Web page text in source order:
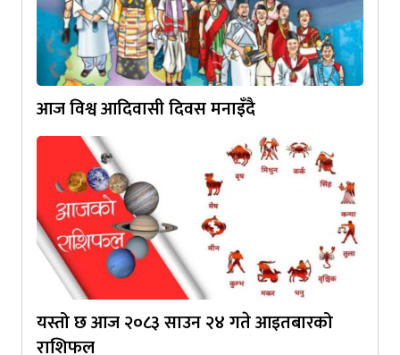
आज विश्व आदिवासी दिवस मनाइँदै
यस्तो छ आज २०८३ साउन २४ गते आइतबारको
राशिफल